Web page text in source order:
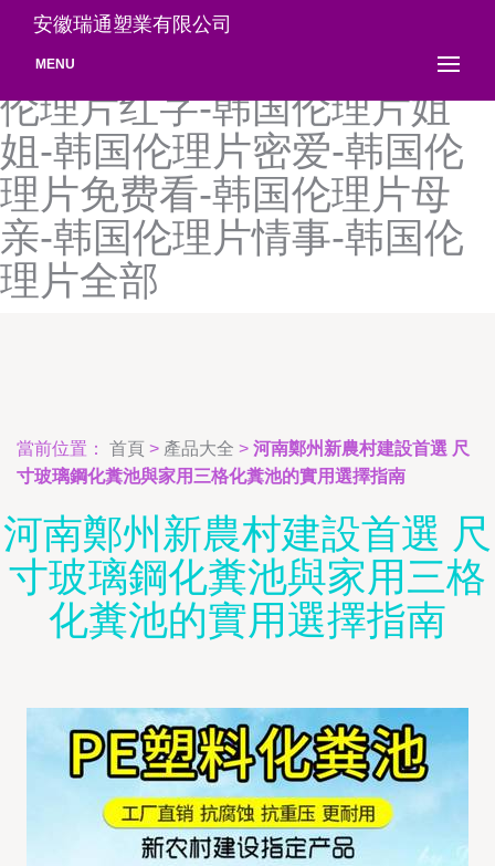
韩国伦理片公公-韩国伦理片
观看-韩国伦理片合集-韩国
伦理片红字-韩国伦理片姐
姐-韩国伦理片密爱-韩国伦
理片免费看-韩国伦理片母
亲-韩国伦理片情事-韩国伦
理片全部
安徽瑞通塑業有限公司
MENU
當前位置： 首頁 > 產品大全 > 河南鄭州新農村建設首選 尺
寸玻璃鋼化糞池與家用三格化糞池的實用選擇指南
河南鄭州新農村建設首選 尺
寸玻璃鋼化糞池與家用三格
化糞池的實用選擇指南